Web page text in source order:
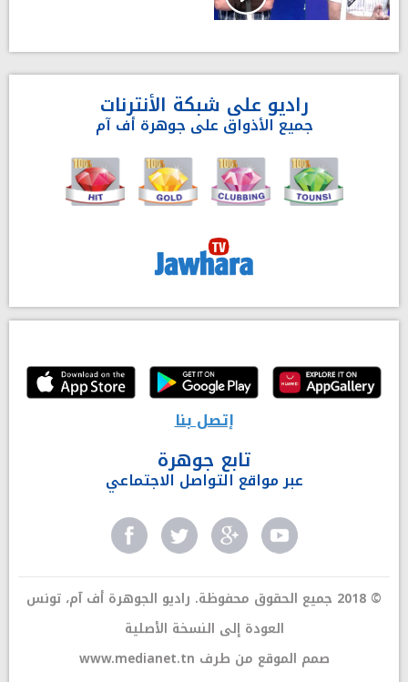
راديو على شبكة الأنترنات
جميع الأذواق على جوهرة أف آم
إتصل بنا
تابع جوهرة
عبر مواقع التواصل الاجتماعي
© 2018 جميع الحقوق محفوظة. راديو الجوهرة أف آم، تونس
العودة إلى النسخة الأصلية
www.medianet.tn صمم الموقع من طرف